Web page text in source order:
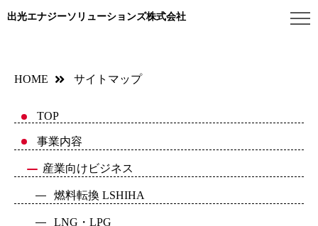
出光エナジーソリューションズ株式会社
HOME サイトマップ
TOP
事業内容
産業向けビジネス
燃料転換 LSHIHA
LNG・LPG